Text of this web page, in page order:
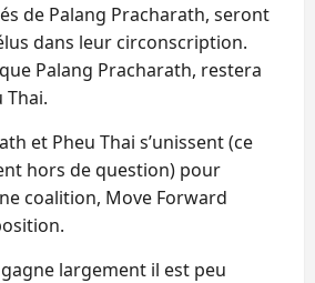
de Palang Pracharath, seront
dans leur circonscription.
Palang Pracharath, restera
Thai.
et Pheu Thai s’unissent (ce
hors de question) pour
coalition, Move Forward
largement il est peu